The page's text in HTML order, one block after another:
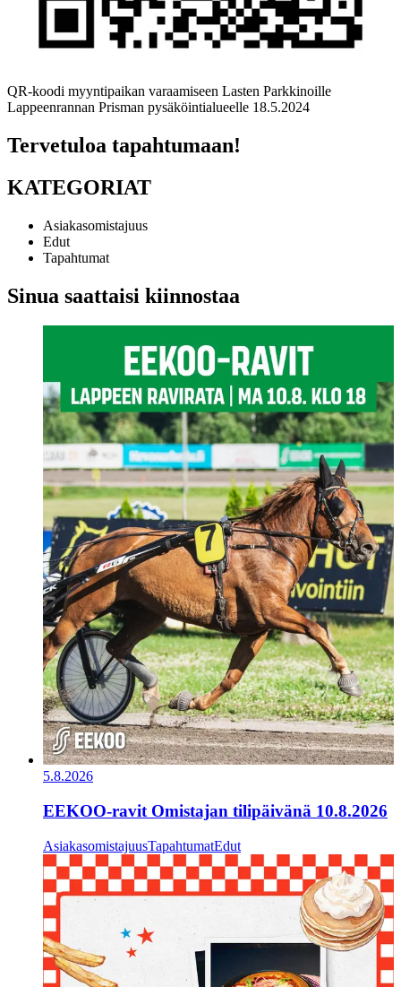
QR-koodi myyntipaikan varaamiseen Lasten Parkkinoille
Lappeenrannan Prisman pysäköintialueelle 18.5.2024
Tervetuloa tapahtumaan!
KATEGORIAT
Asiakasomistajuus
Edut
Tapahtumat
Sinua saattaisi kiinnostaa
5.8.2026
EEKOO-ravit Omistajan tilipäivänä 10.8.2026
AsiakasomistajuusTapahtumatEdut